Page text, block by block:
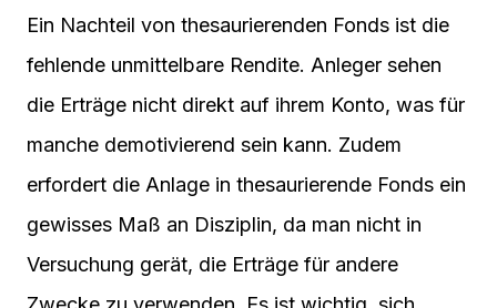
Ein Nachteil von thesaurierenden Fonds ist die
fehlende unmittelbare Rendite. Anleger sehen
die Erträge nicht direkt auf ihrem Konto, was für
manche demotivierend sein kann. Zudem
erfordert die Anlage in thesaurierende Fonds ein
gewisses Maß an Disziplin, da man nicht in
Versuchung gerät, die Erträge für andere